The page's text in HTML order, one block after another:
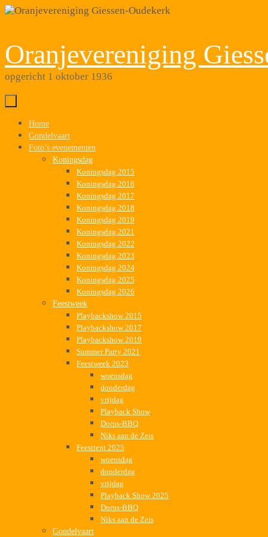
Ga
inhoud
Oranjevereniging
opgericht 1 oktober 1936
naar
Home
Gondelvaart
Foto’s evenementen
Koningsdag
Koningsdag 2015
Koningsdag 2016
Koningsdag 2017
Koningsdag 2018
Koningsdag 2019
Koningsdag 2021
Koningsdag 2022
Koningsdag 2023
Koningsdag 2024
Koningsdag 2025
Koningsdag 2026
Feestweek
Playbackshow 2015
Playbackshow 2017
Playbackshow 2019
Summer Party 2021
Feestweek 2023
woensdag
donderdag
vrijdag
Playback Show
Dorps-BBQ
Niks aan de Zeis
Feesttent 2025
woensdag
donderdag
vrijdag
Playback Show 2025
Dorps-BBQ
Niks aan de Zeis
Gondelvaart